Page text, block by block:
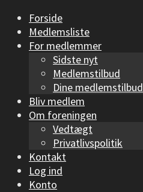
Forside
Medlemsliste
For medlemmer
Sidste nyt
Medlemstilbud
Dine medlemstilbud
Bliv medlem
Om foreningen
Vedtægt
Privatlivspolitik
Kontakt
Log ind
Konto